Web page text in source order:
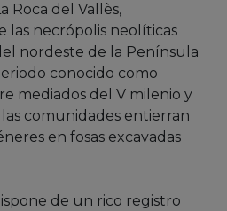
Roca del Vallès,
las necrópolis neolíticas
nordeste de la Península
conocido como
mediados del V milenio y
las comunidades entierran
en fosas excavadas
de un rico registro